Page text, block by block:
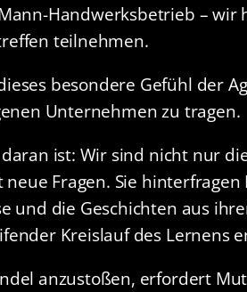
Handwerksbetrieb –
teilnehmen.
besondere Gefühl der
Unternehmen zu tragen.
ist: Wir sind nicht nur
neue Fragen. Sie
und die Geschichten aus
Kreislauf des Lernens
anzustoßen, erfordert